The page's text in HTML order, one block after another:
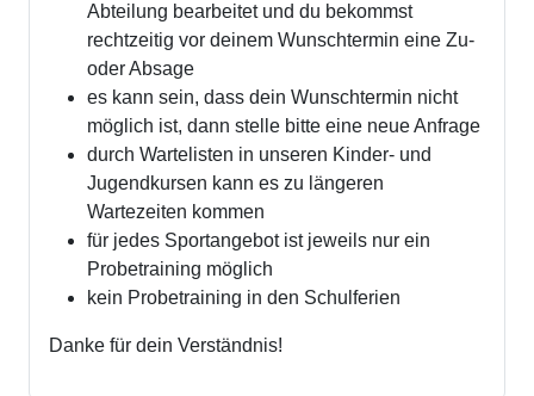
Abteilung bearbeitet und du bekommst
rechtzeitig vor deinem Wunschtermin eine Zu-
oder Absage
es kann sein, dass dein Wunschtermin nicht
möglich ist, dann stelle bitte eine neue Anfrage
durch Wartelisten in unseren Kinder- und
Jugendkursen kann es zu längeren
Wartezeiten kommen
für jedes Sportangebot ist jeweils nur ein
Probetraining möglich
kein Probetraining in den Schulferien
Danke für dein Verständnis!